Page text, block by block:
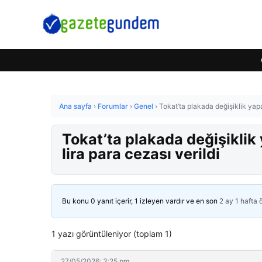
Ana sayfa › Forumlar › Genel › Tokat’ta plakada değişiklik
Tokat’ta plakada
lira para cezası verildi
Bu konu 0 yanıt içerir, 1 izleyen vardır ve en son 2 ay 1 hafta
1 yazı görüntüleniyor (toplam 1)